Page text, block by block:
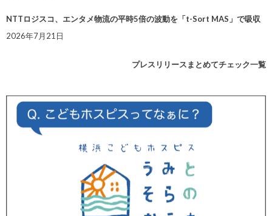
NTTロジスコ、エンタメ物流の平時5倍の波動を「t-Sort MAS」で吸収
2026年7月21日
プレスリリースまとめてチェック一覧